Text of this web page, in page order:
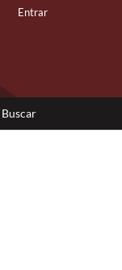
Buscar
Entrar